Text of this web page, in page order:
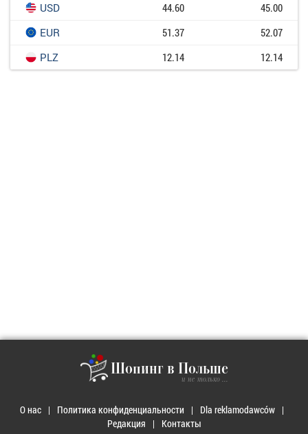
USD 44.60
45.00
EUR
51.37
52.07
PLZ
12.14 12.14
Шопинг в Польше
и не только ...
О нас Политика конфиденциальности
Dla reklamodawców
Редакция
Контакты